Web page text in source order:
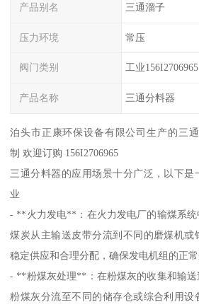
产品别名 三通溜子
压力环境 常压
阀门类别 工业156I2706965
产品名称 三通分料器
泊头市正康环保设备有限公司生产的三
制 欢迎订购 156I2706965
三通分料器的应用场景十分广泛，以下
业
- **火力发电**：在火力发电厂的输煤系
煤炭从主输送皮带分流到不同的磨煤机或
稳定供应和合理分配，确保发电机组的正常
- **粉煤灰处理**：在粉煤灰的收集和输
粉煤灰分流至不同的储存仓或综合利用设